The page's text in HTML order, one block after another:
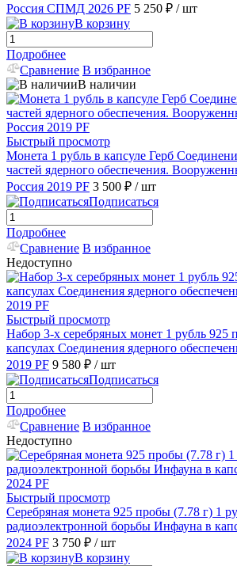
Россия СПМД 2026 PF 5 250 ₽ / шт
В корзину
Подробнее
Сравнение В избранное
В наличии
Быстрый просмотр
Монета 1 рубль в капсуле Герб
частей ядерного обеспечения.
Россия 2019 PF 3 500 ₽ / шт
Подписаться
Подробнее
Сравнение В избранное
Недоступно
Быстрый просмотр
Набор 3-х серебряных монет 1 рубль 925
капсулах Соединения ядерного
2019 PF 9 580 ₽ / шт
Подписаться
Подробнее
Сравнение В избранное
Недоступно
Быстрый просмотр
Серебряная монета 925 пробы (7.78 г) 1
радиоэлектронной борьбы Инфауна в
2024 PF 3 750 ₽ / шт
В корзину